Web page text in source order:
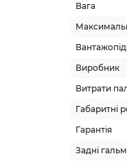
Вага
Виробник
Витрати
Габаритні
Гарантія
Задні